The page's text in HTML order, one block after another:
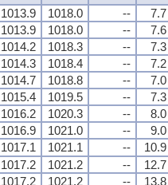
1013.9 1018.0 -- 7.7
1013.9 1018.0 -- 7.6
1014.2 1018.3 -- 7.3
1014.3 1018.4 -- 7.2
1014.7 1018.8 -- 7.0
1015.4 1019.5 -- 7.3
1016.2 1020.3 -- 8.0
1016.9 1021.0 -- 9.0
1017.1 1021.1 -- 10.9
1017.2 1021.2 -- 12.7
1017.2 1021.2 -- 13.8